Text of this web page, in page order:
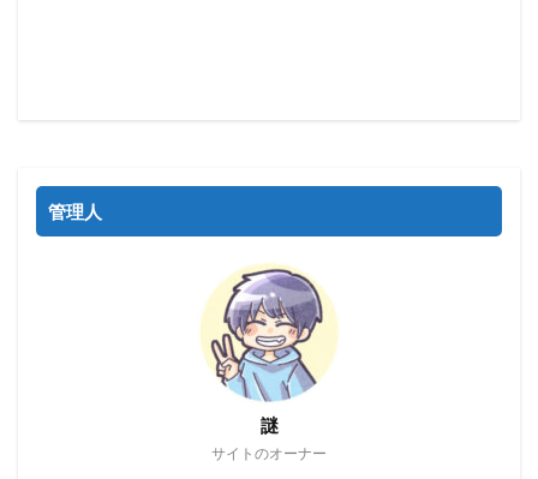
管理人
謎
サイトのオーナー